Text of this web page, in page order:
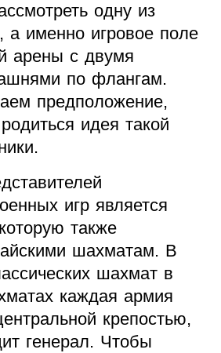
одну из
а именно игровое поле
арены с двумя
по флангам.
предположение,
идея такой
игр является
также
шахматам. В
шахмат в
каждая армия
крепостью,
генерал. Чтобы